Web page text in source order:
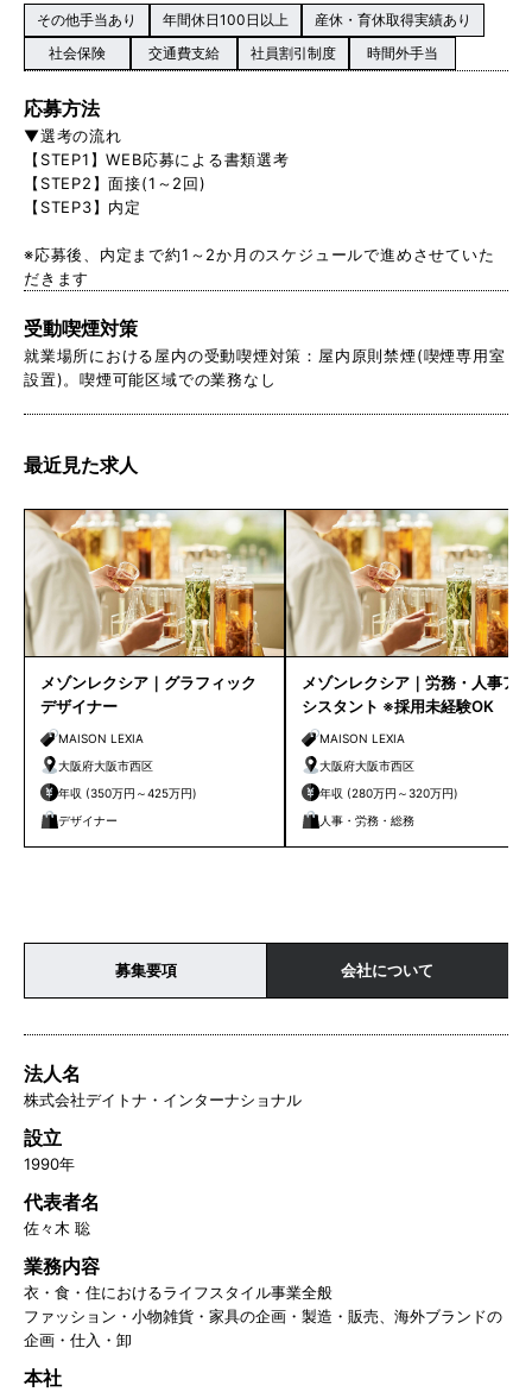
その他手当あり 年間休日100日以上
産休・育休取得実績あり
社会保険
交通費支給 社員割引制度 時間外手当
応募方法
▼選考の流れ
【STEP1】WEB応募による書類選考
【STEP2】面接(1～2回)
【STEP3】内定
※応募後、内定まで約1～2か月のスケジュールで進めさせていた
だきます
受動喫煙対策
就業場所における屋内の受動喫煙対策：屋内原則禁煙(喫煙専用室
設置)。喫煙可能区域での業務なし
最近見た求人
メゾンレクシア｜グラフィック
デザイナー
MAISON LEXIA
大阪府大阪市西区
年収 (350万円～425万円)
デザイナー
メゾンレクシア｜労務・人事ア
シスタント ※採用未経験OK
MAISON LEXIA
大阪府大阪市西区
年収 (280万円～320万円)
人事・労務・総務
募集要項 会社について
法人名
株式会社デイトナ・インターナショナル
設立
1990年
代表者名
佐々木 聡
業務内容
衣・食・住におけるライフスタイル事業全般
ファッション・小物雑貨・家具の企画・製造・販売、海外ブランドの
企画・仕入・卸
本社